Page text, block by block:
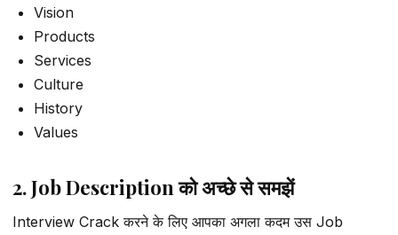
Vision
Products
Services
Culture
History
Values
2. Job Description को अच्छे से समझें
Interview Crack करने के लिए आपका अगला कदम उस Job